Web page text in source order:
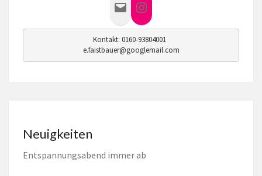
MailInstagram
Kontakt: 0160-93804001
e.faistbauer@googlemail.com
Neuigkeiten
Entspannungsabend immer ab